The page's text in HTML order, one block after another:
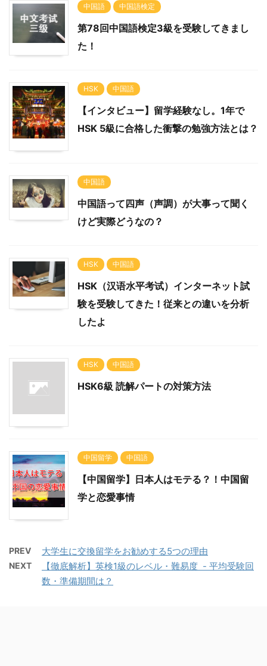
中国語 中国語検定
第78回中国語検定3級を受験してきまし
た！
HSK 中国語
【インタビュー】留学経験なし。1年で
HSK 5級に合格した衝撃の勉強方法とは？
中国語
中国語って四声（声調）が大事って聞く
けど実際どうなの？
HSK 中国語
HSK（汉语水平考试）インターネット試
験を受験してきた！従来との違いを分析
したよ
HSK 中国語
HSK6級 読解パートの対策方法
中国留学 中国語
【中国留学】日本人はモテる？！中国留
学と恋愛事情
PREV 大学生に交換留学をお勧めする5つの理由
NEXT
【徹底解析】英検1級のレベル・難易度 - 平均受験回
数・準備期間は？